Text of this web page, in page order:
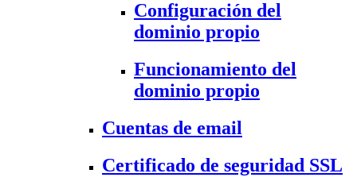
Configuración del
dominio propio
Funcionamiento del
dominio propio
Cuentas de email
Certificado de seguridad SSL